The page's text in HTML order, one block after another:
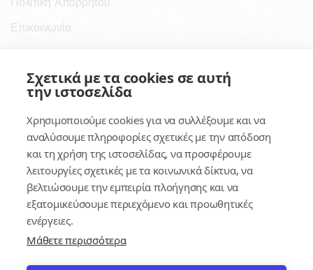
Επικοινωνία
Σύνδεσμοι
Κέντρο Γνώσης
Πλατφόρμα
Εγγραφή
Για δημοσίους υπαλλήλους
Σχετικά με τα cookies σε αυτή
την ιστοσελίδα
Χρησιμοποιούμε cookies για να συλλέξουμε και να
αναλύσουμε πληροφορίες σχετικές με την απόδοση
και τη χρήση της ιστοσελίδας, να προσφέρουμε
λειτουργίες σχετικές με τα κοινωνικά δίκτυα, να
βελτιώσουμε την εμπειρία πλοήγησης και να
εξατομικεύσουμε περιεχόμενο και προωθητικές
ενέργειες.
Μάθετε περισσότερα